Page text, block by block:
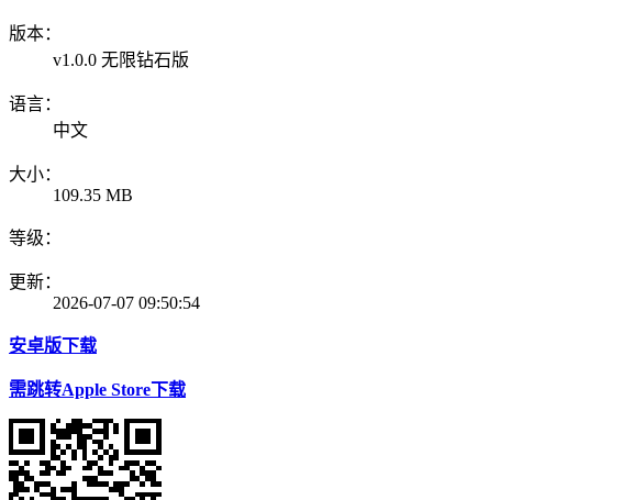
版本：
v1.0.0 无限钻石版
语言：
中文
大小：
109.35 MB
等级：
更新：
2026-07-07 09:50:54
安卓版下载
需跳转Apple Store下载